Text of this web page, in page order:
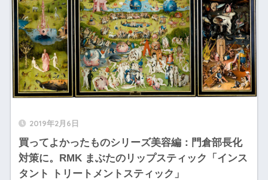
2019年2月6日
買ってよかったものシリーズ美容編：門倉部長化
対策に。RMK まぶたのリップスティック「インス
タント トリートメントスティック」